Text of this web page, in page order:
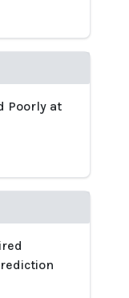
Poorly at